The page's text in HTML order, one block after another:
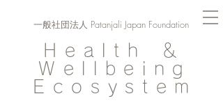
Health ＆
Wellbeing
Ecosystem
一般社団法人 Patanjali Japan Foundation